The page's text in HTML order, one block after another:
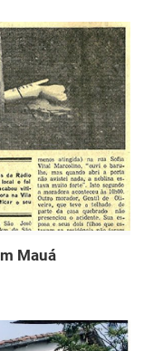
Mauá